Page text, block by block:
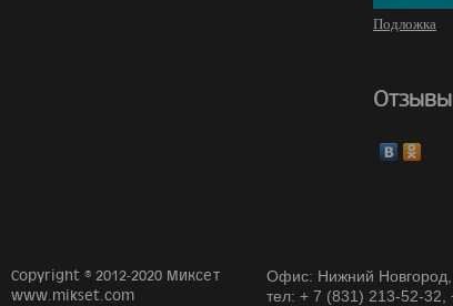
Подложка
Отзывы
Copyright © 2012-2020 Миксет
www.mikset.com
Офис: Нижний Новгород,
тел: + 7 (831) 213-52-